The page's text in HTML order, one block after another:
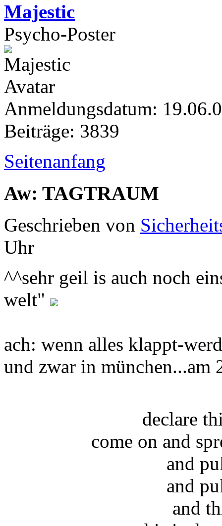
Majestic
Psycho-Poster
Anmeldungsdatum:
Beiträge: 3839
Seitenanfang
Aw: TAGTRAUM
Geschrieben von
Uhr
^^sehr geil is auch noch
welt"
ach: wenn alles klappt-
und zwar in
declare
come on and
and
and
and